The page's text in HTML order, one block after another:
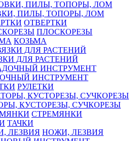
ПИЛЫ, ТОПОРЫ, ЛОМ
ОТВЕРТКИ
ПЛОСКОРЕЗЫ
КОЗЬМА
ДЛЯ РАСТЕНИЙ
ИНСТРУМЕНТ
РУЛЕТКИ
КУСТОРЕЗЫ, СУЧКОРЕЗЫ
СТРЕМЯНКИ
ТАЧКИ
НОЖИ, ЛЕЗВИЯ